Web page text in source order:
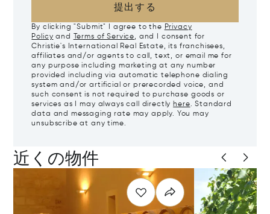
提出する
By clicking "Submit" I agree to the Privacy
Policy and Terms of Service, and I consent for
Christie's International Real Estate, its franchisees,
affiliates and/or agents to call, text, or email me for
any purpose including marketing at any number
provided including via automatic telephone dialing
system and/or artificial or prerecorded voice, and
such consent is not required to purchase goods or
services as I may always call directly here. Standard
data and messaging rate may apply. You may
unsubscribe at any time.
近くの物件